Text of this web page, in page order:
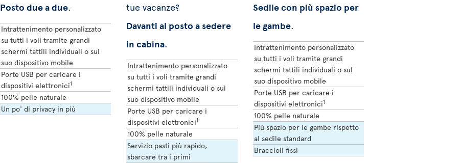
Posto due a due.
Intrattenimento personalizzato
su tutti i voli tramite grandi
schermi tattili individuali o sul
suo dispositivo mobile
Porte USB per caricare i
dispositivi elettronici1
100% pelle naturale
Un po' di privacy in più
tue vacanze?
Davanti al posto a sedere
in cabina.
Intrattenimento personalizzato
su tutti i voli tramite grandi
schermi tattili individuali o sul
suo dispositivo mobile
Porte USB per caricare i
dispositivi elettronici1
100% pelle naturale
Servizio pasti più rapido,
sbarcare tra i primi
Sedile con più spazio per
le gambe.
Intrattenimento personalizzato
su tutti i voli tramite grandi
schermi tattili individuali o sul
suo dispositivo mobile
Porte USB per caricare i
dispositivi elettronici1
100% pelle naturale
Più spazio per le gambe rispetto
al sedile standard
Braccioli fissi